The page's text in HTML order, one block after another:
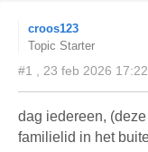
croos123
Topic Starter
#1 , 23 feb 2026 17:22
dag iedereen,
familielid in het